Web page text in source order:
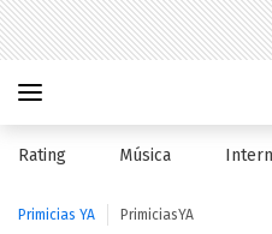
Rating Música
Primicias YA PrimiciasYA